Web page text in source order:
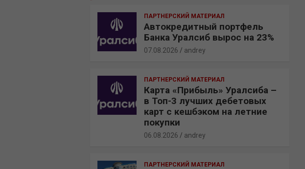
ПАРТНЕРСКИЙ МАТЕРИАЛ
Автокредитный портфель
Банка Уралсиб вырос на 23%
07.08.2026 andrey
ПАРТНЕРСКИЙ МАТЕРИАЛ
Карта «Прибыль» Уралсиба –
в Топ-3 лучших дебетовых
карт с кешбэком на летние
покупки
06.08.2026 andrey
ПАРТНЕРСКИЙ МАТЕРИАЛ